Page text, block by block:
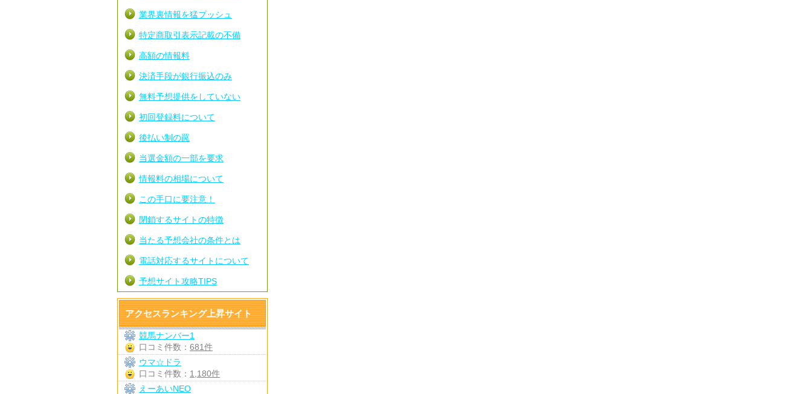
業界裏情報を猛プッシュ
特定商取引表示記載の不備
高額の情報料
決済手段が銀行振込のみ
無料予想提供をしていない
初回登録料について
後払い制の罠
当選金額の一部を要求
情報料の相場について
この手口に要注意！
閉鎖するサイトの特徴
当たる予想会社の条件とは
電話対応するサイトについて
予想サイト攻略TIPS
アクセスランキング上昇サイト
競馬ナンバー1
口コミ件数： 681件
ウマ☆ドラ
口コミ件数： 1,180件
えーあいNEO